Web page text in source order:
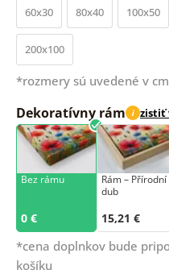
60x30 80x40 100x50
200x100
*rozmery sú uvedené v
Dekoratívny rám i zistiť
Bez rámu
0 €
Rám –⁠⁠⁠⁠⁠⁠ Přírodní
dub
15,21 €
*cena doplnkov bude
košíku